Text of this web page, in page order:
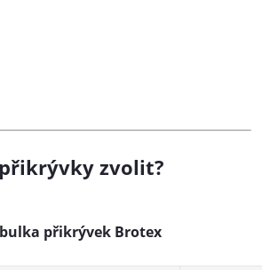
zvolit?
přikrývek Brotex